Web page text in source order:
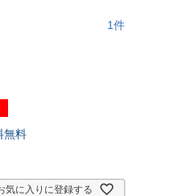
1
無料
気に入りに登録する